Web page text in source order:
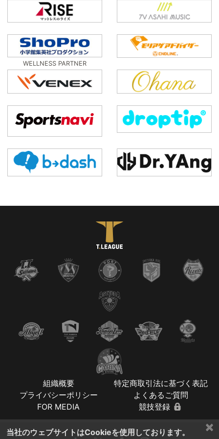
WELLNESS PARTNER
組織概要
特定商取引法に基づく表記
プライバシーポリシー
よくあるご質問
FOR MEDIA
競技登録
×
当社のウェブサイトはCookieを使用しております。